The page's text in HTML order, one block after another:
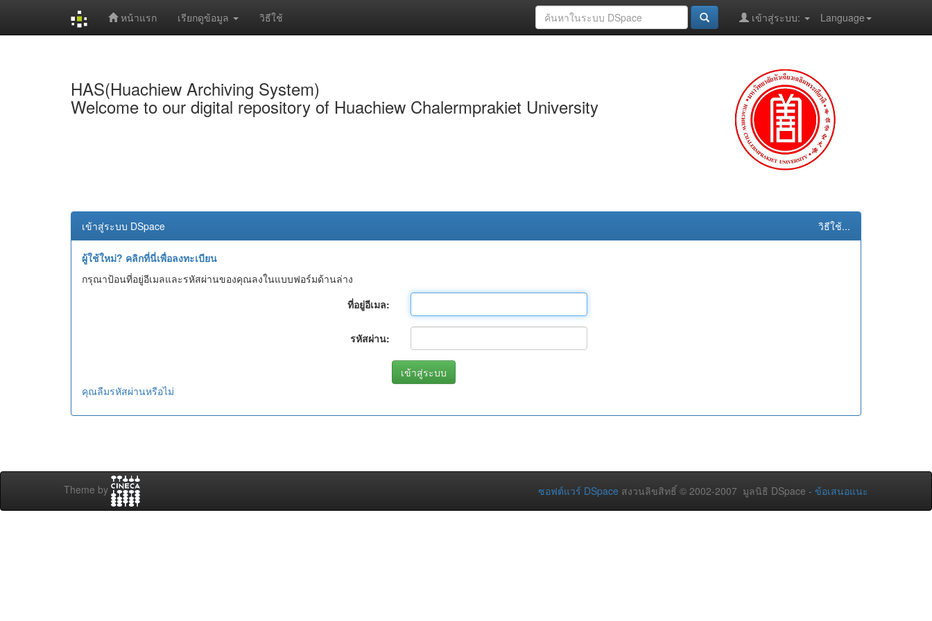
หน้าแรก เรียกดูข้อมูล วิธีใช้ Language
เข้าสู่ระบบ:
HAS(Huachiew Archiving System)
Welcome to our digital repository of Huachiew Chalermprakiet University
เข้าสู่ระบบ DSpace วิธีใช้...
ผู้ใช้ใหม่? คลิกที่นี่เพื่อลงทะเบียน
กรุณาป้อนที่อยู่อีเมลและรหัสผ่านของคุณลงในแบบฟอร์มด้านล่าง
ที่อยู่อีเมล:
รหัสผ่าน:
คุณลืมรหัสผ่านหรือไม่
Theme by ซอฟต์แวร์ DSpace สงวนลิขสิทธิ์ © 2002-2007 มูลนิธิ DSpace - ข้อเสนอแนะ